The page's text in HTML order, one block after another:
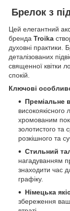
Брелок з
Цей елегантний
бренда Troika
духовні практики.
деталізованих
священної квітки
спокій.
Ключові
Преміальне
високоякісного
хромованим
золотистого та
розкішного та
Стильний
нагадуванням
знаходити час
графіку.
Німецька
збереження